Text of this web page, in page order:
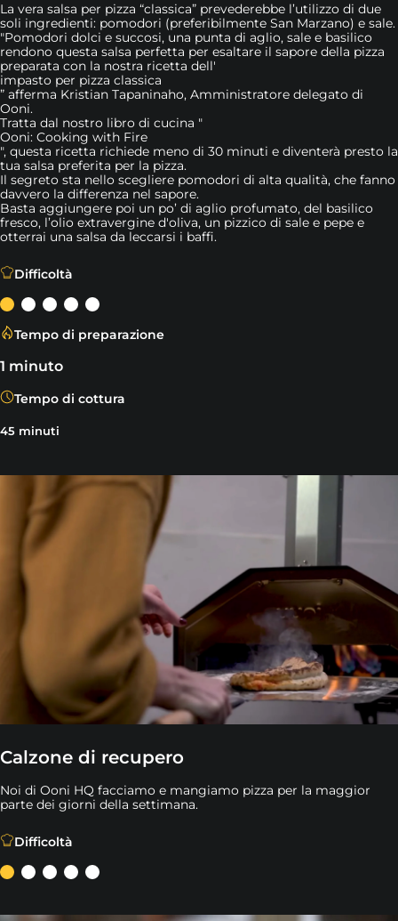
La vera salsa per pizza “classica” prevederebbe l’utilizzo di due
soli ingredienti: pomodori (preferibilmente San Marzano) e sale.
"Pomodori dolci e succosi, una punta di aglio, sale e basilico
rendono questa salsa perfetta per esaltare il sapore della pizza
preparata con la nostra ricetta dell'
impasto per pizza classica
” afferma Kristian Tapaninaho, Amministratore delegato di
Ooni.
Tratta dal nostro libro di cucina "
Ooni: Cooking with Fire
", questa ricetta richiede meno di 30 minuti e diventerà presto la
tua salsa preferita per la pizza.
Il segreto sta nello scegliere pomodori di alta qualità, che fanno
davvero la differenza nel sapore.
Basta aggiungere poi un po’ di aglio profumato, del basilico
fresco, l’olio extravergine d'oliva, un pizzico di sale e pepe e
otterrai una salsa da leccarsi i baffi.
Difficoltà
Tempo di preparazione
1 minuto
Tempo di cottura
45 minuti
Calzone di recupero
Noi di Ooni HQ facciamo e mangiamo pizza per la maggior
parte dei giorni della settimana.
Difficoltà